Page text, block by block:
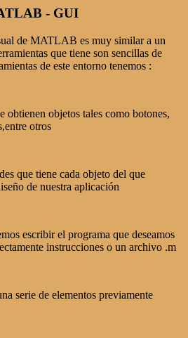
- GUI
de MATLAB es muy similar a un
que tiene son sencillas de
de este entorno tenemos :
obtienen objetos tales como botones,
otros
que tiene cada objeto del que
de nuestra aplicación
escribir el programa que deseamos
instrucciones o un archivo .m
serie de elementos previamente